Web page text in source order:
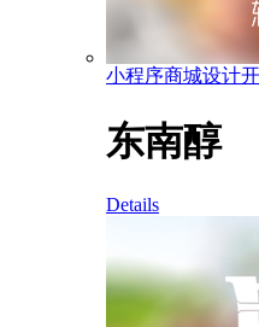
小程序商城设计
东南醇
Details